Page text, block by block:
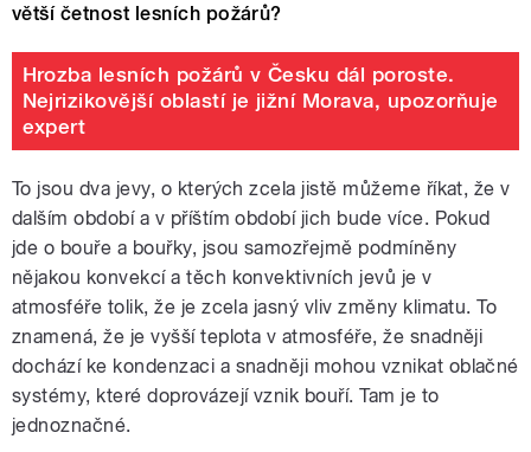
větší četnost lesních požárů?
Hrozba lesních požárů v Česku dál poroste.
Nejrizikovější oblastí je jižní Morava, upozorňuje
expert
To jsou dva jevy, o kterých zcela jistě můžeme říkat, že v
dalším období a v příštím období jich bude více. Pokud
jde o bouře a bouřky, jsou samozřejmě podmíněny
nějakou konvekcí a těch konvektivních jevů je v
atmosféře tolik, že je zcela jasný vliv změny klimatu. To
znamená, že je vyšší teplota v atmosféře, že snadněji
dochází ke kondenzaci a snadněji mohou vznikat oblačné
systémy, které doprovázejí vznik bouří. Tam je to
jednoznačné.